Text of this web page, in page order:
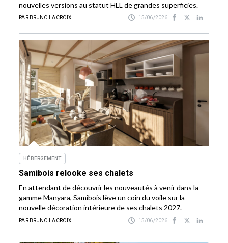
nouvelles versions au statut HLL de grandes superficies.
PAR BRUNO LACROIX 15/06/2026
HÉBERGEMENT
Samibois relooke ses chalets
En attendant de découvrir les nouveautés à venir dans la
gamme Manyara, Samibois lève un coin du voile sur la
nouvelle décoration intérieure de ses chalets 2027.
PAR BRUNO LACROIX 15/06/2026